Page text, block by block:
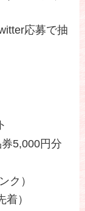
応募で抽
5,000円分
ク）
）